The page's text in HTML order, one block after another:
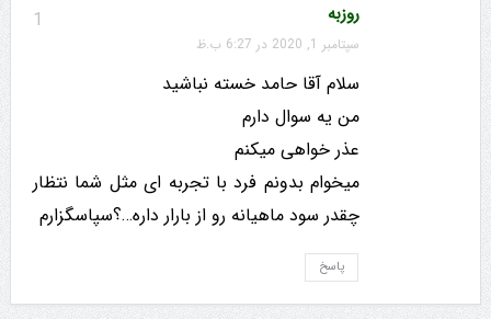
1 روزبه
سپتامبر 1, 2020 در 6:27 ب.ظ
سلام آقا حامد خسته نباشید
من یه سوال دارم
عذر خواهی میکنم
میخوام بدونم فرد با تجربه ای مثل شما نتظار
چقدر سود ماهیانه رو از بارار داره…؟سپاسگزارم
پاسخ